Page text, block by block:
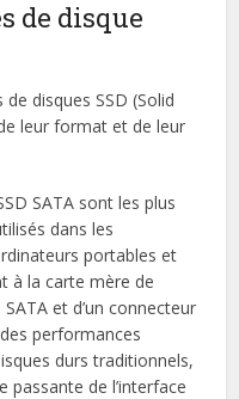
de disque
disques SSD (Solid
leur format et de leur
SATA sont les plus
dans les
portables et
à la carte mère de
SATA et d’un connecteur
performances
durs traditionnels,
passante de l’interface